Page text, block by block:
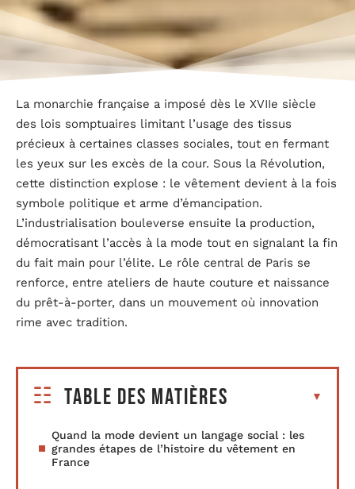
La monarchie française a imposé dès le XVIIe siècle
des lois somptuaires limitant l’usage des tissus
précieux à certaines classes sociales, tout en fermant
les yeux sur les excès de la cour. Sous la Révolution,
cette distinction explose : le vêtement devient à la fois
symbole politique et arme d’émancipation.
L’industrialisation bouleverse ensuite la production,
démocratisant l’accès à la mode tout en signalant la fin
du fait main pour l’élite. Le rôle central de Paris se
renforce, entre ateliers de haute couture et naissance
du prêt-à-porter, dans un mouvement où innovation
rime avec tradition.
Table des matières
Quand la mode devient un langage social : les
grandes étapes de l’histoire du vêtement en
France